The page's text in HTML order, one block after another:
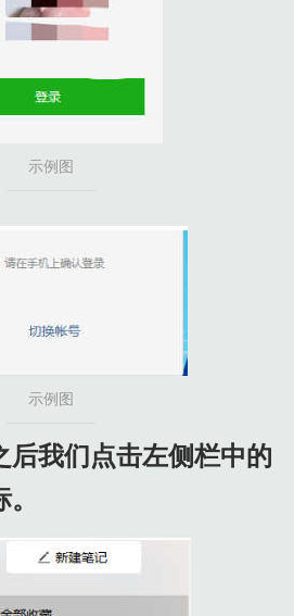
示例图
示例图
后我们点击左侧栏中的